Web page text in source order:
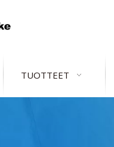
TUOTTEET